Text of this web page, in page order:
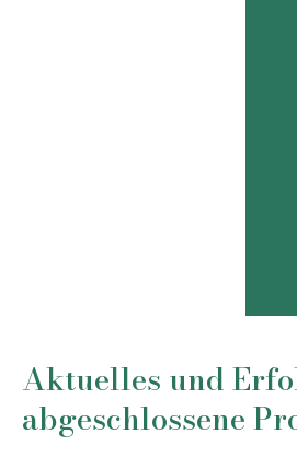
Aktuelles und
abgeschlossene